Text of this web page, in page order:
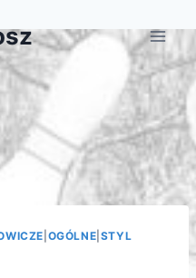
OGÓLNE STYL